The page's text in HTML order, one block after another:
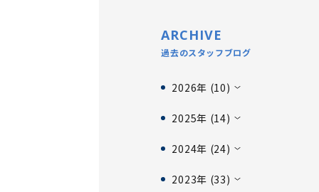
ARCHIVE
過去のスタッフブログ
2026年 (10)
2025年 (14)
2024年 (24)
2023年 (33)